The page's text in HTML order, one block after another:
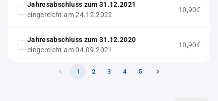
Jahresabschluss zum 31.12.2021
eingereicht am 24.12.2022
10,90€
Jahresabschluss zum 31.12.2020
eingereicht am 04.09.2021
10,90€
1 2 3 4 5